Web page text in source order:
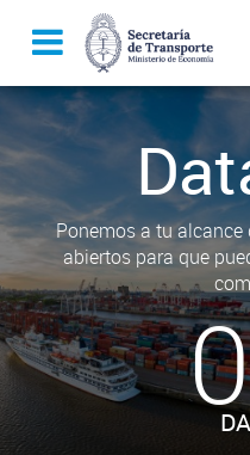
Ponemos a tu
abiertos para que